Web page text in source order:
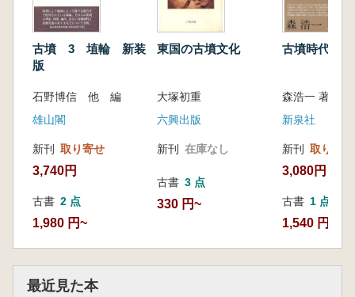
古墳 3 埴輪 新装
版
石野博信 他 編
雄山閣
新刊 取り寄せ
3,740円
古書 2 点
1,980 円~
東国の古墳文化
大塚初重
六興出版
新刊 在庫なし
古書 3 点
330 円~
古墳時代を
新泉社
新刊 取り寄せ
3,080円
古書 1 点
1,540 円
最近見た本